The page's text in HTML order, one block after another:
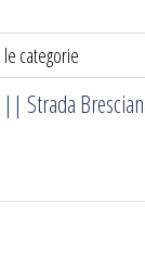
|| Strada